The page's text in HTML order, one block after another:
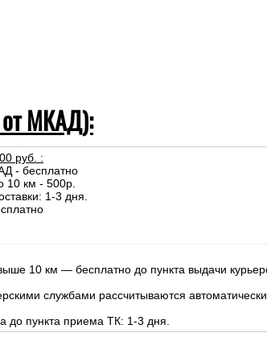
от МКАД):
руб. :
- бесплатно
10 км - 500р.
1-3 дня.
10 км — бесплатно до пункта выдачи
службами рассчитываются
до пункта приема ТК: 1-3 дня.